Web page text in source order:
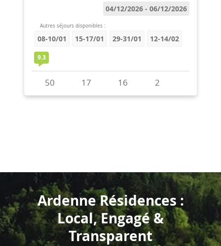
Ardenne Résidences :
Local, Engagé &
Transparent